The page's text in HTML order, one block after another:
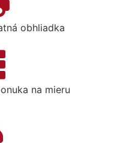
obhliadka
na mieru